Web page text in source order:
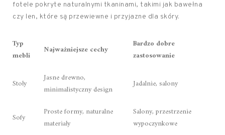
fotele pokryte naturalnymi tkaninami, takimi jak bawełna
czy len, które są przewiewne i przyjazne dla skóry.
Typ
mebli
Najważniejsze cechy
Bardzo dobre
zastosowanie
Stoły
Jasne drewno,
minimalistyczny design
Jadalnie, salony
Sofy
Proste formy, naturalne
materiały
Salony, przestrzenie
wypoczynkowe